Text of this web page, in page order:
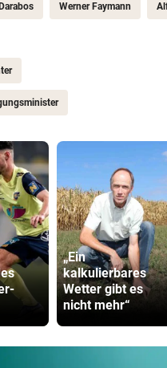
Werner Faymann
„Ein
kalkulierbares
Wetter gibt es
nicht mehr“